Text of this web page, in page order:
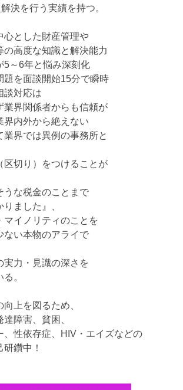
決を行う実績を持つ。
心とした財産管理や
の高度な知識と解決能力
5～6年と悩み深刻化
題を面談開始15分で瞬時
談対応は
業界関係者からも信頼が
界内外から絶えない
業界では異例の事務所と
区切り）をつけることが
うな税金のことまで
ました』、
マイノリティのことを
ない本物のアライで
実力・見識の深さを
。
上を図るため、
障害、貧困、
、性依存症、HIV・エイズなどの
鑽中！